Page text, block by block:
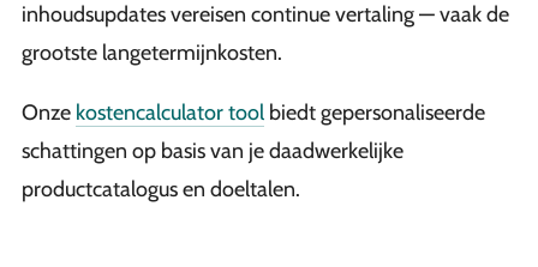
inhoudsupdates vereisen continue vertaling — vaak de
grootste langetermijnkosten.
Onze kostencalculator tool biedt gepersonaliseerde
schattingen op basis van je daadwerkelijke
productcatalogus en doeltalen.